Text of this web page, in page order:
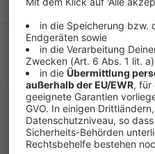
Zahnunfälle
Die schönsten
Wenn die Zähne fliegen,
ist spezialisiert auf
geht in Deckung, wenn die
Baumfällers. Bei einem
Hooligans lernen, die ihre nächste Prügelei
zu den Werbepartnern und